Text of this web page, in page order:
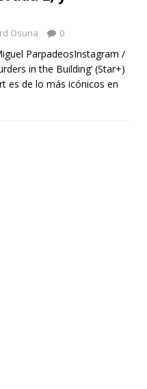
Osuna 0
ParpadeosInstagram /
in the Building’ (Star+)
es de lo más icónicos en